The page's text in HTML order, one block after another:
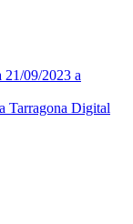
21/09/2023 a
Tarragona Digital